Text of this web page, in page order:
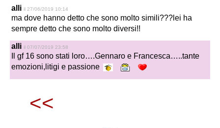
alli il 27/06/2019 10:14
ma dove hanno detto che sono molto simili???lei ha
sempre detto che sono molto diversi!!
alli il 07/07/2019 23:58
Il gf 16 sono stati loro….Gennaro e Francesca…..tante
emozioni,litigi e passione
<<